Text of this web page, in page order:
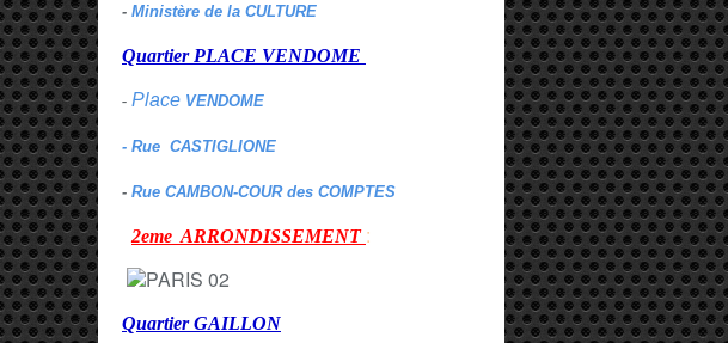
- Ministère de la CULTURE
Quartier PLACE VENDOME
- Place VENDOME
- Rue CASTIGLIONE
- Rue CAMBON-COUR des COMPTES
2eme ARRONDISSEMENT :
Quartier GAILLON